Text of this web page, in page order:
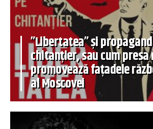
”Libertatea” și
chitanțier, sau cum presa
promovează fațadele
al Moscovei